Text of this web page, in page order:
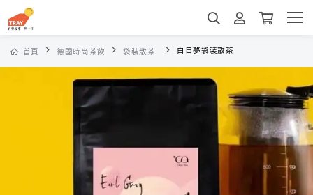
首頁 德國時尚茶飲 袋裝散茶 白日夢袋裝散茶